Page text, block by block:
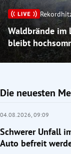
Waldbrände im
bleibt
Die neuesten
04.08.2026, 09:09
Schwerer Unfall
Auto befreit